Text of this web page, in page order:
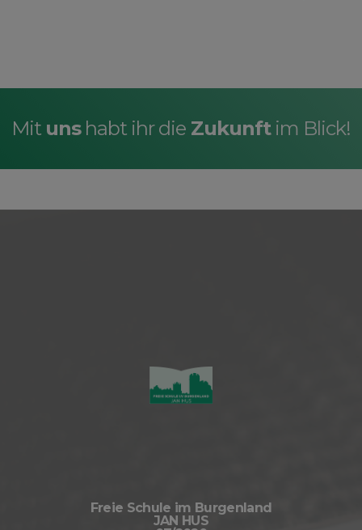
Mit unshabt ihr die Zukunftim Blick!
Freie Schule im Burgenland
JAN HUS